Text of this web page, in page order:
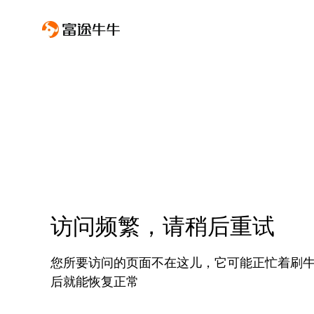
访问频繁，请稍后重试
您所要访问的页面不在这儿，它可能正忙着刷
后就能恢复正常